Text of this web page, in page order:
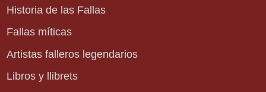
Historia de las Fallas
Fallas míticas
Artistas falleros legendarios
Libros y llibrets